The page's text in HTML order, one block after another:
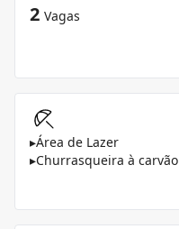
2 Vagas
▸Área de Lazer
▸Churrasqueira à carvão